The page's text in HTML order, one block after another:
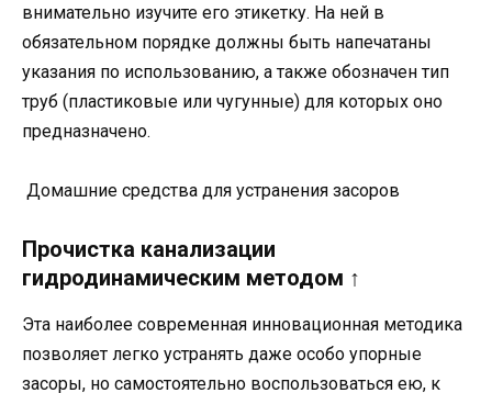
внимательно изучите его этикетку. На ней в
обязательном порядке должны быть напечатаны
указания по использованию, а также обозначен тип
труб (пластиковые или чугунные) для которых оно
предназначено.
Домашние средства для устранения засоров
Прочистка канализации
гидродинамическим методом ↑
Эта наиболее современная инновационная методика
позволяет легко устранять даже особо упорные
засоры, но самостоятельно воспользоваться ею, к